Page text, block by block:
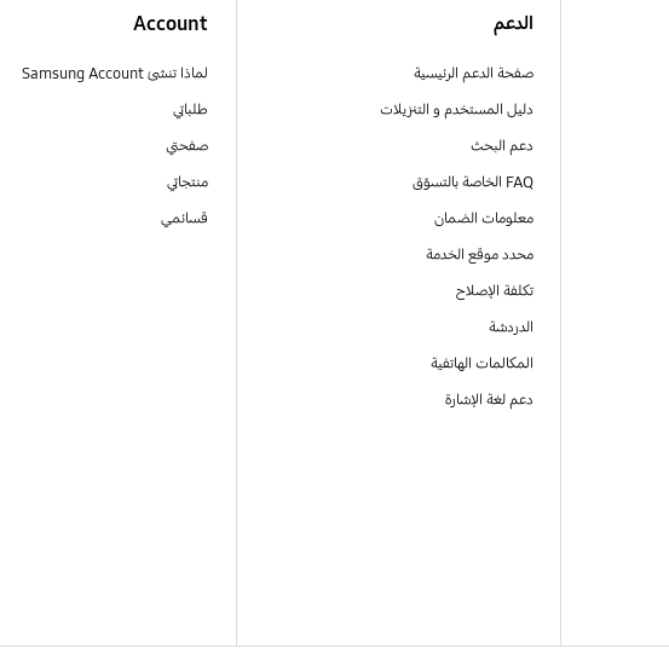
الدعم
صفحة الدعم الرئيسية
دليل المستخدم و التنزيلات
دعم البحث
FAQ الخاصة بالتسوّق
معلومات الضمان
محدد موقع الخدمة
تكلفة الإصلاح
الدردشة
المكالمات الهاتفية
دعم لغة الإشارة
Account
لماذا تنشئ Samsung Account
طلباتي
صفحتي
منتجاتي
قسائمي